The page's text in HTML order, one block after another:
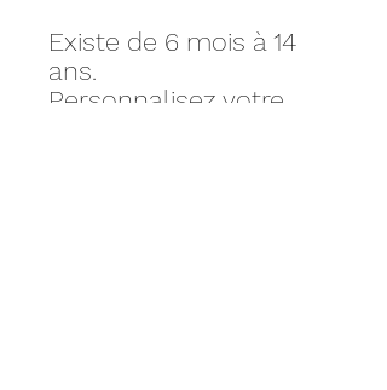
Existe de 6 mois à 14
ans.
Personnalisez votre